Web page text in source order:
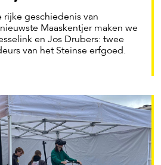
rijke geschiedenis van
Maaskentjer maken we
en Jos Drubers: twee
van het Steinse erfgoed.